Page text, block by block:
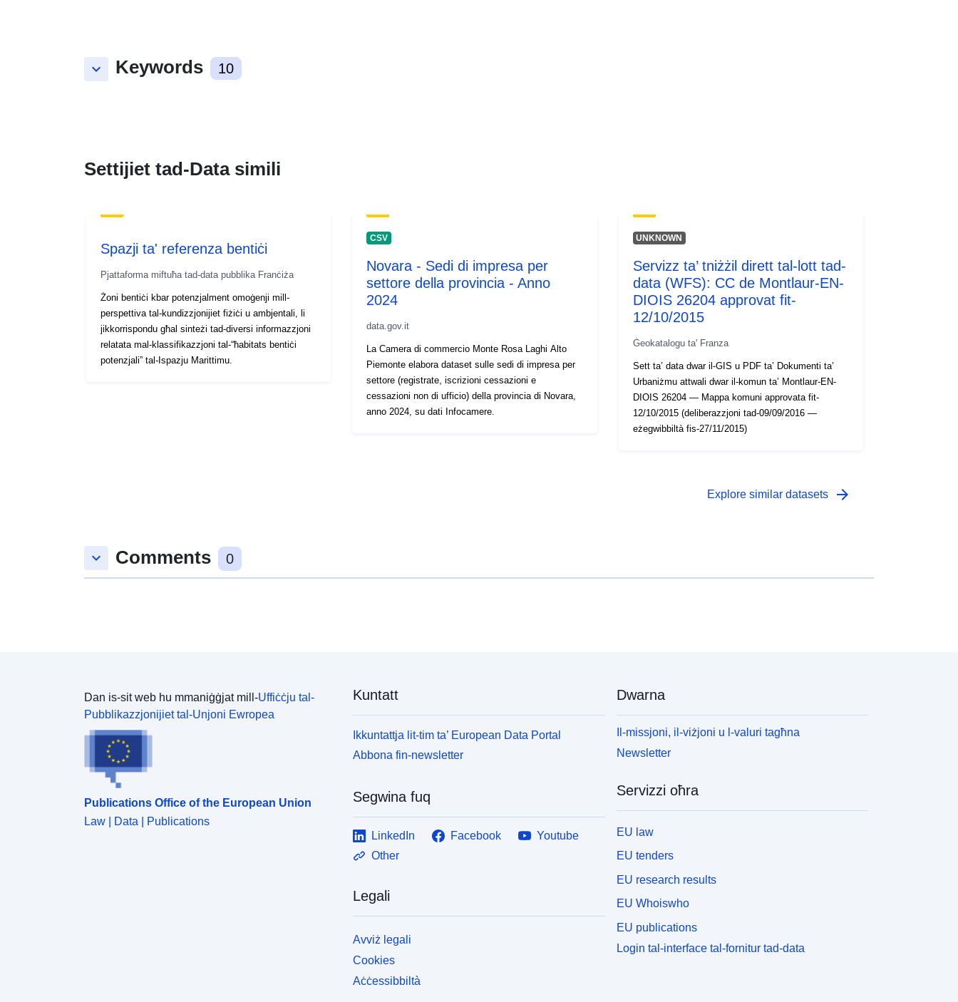
keyboard_arrow_down Keywords 10
Settijiet tad-Data simili
Spazji ta' referenza bentiċi
Pjattaforma miftuħa tad-data pubblika Franċiża
Żoni bentiċi kbar potenzjalment omoġenji mill-
perspettiva tal-kundizzjonijiet fiżiċi u ambjentali, li
jikkorrispondu għal sinteżi tad-diversi informazzjoni
relatata mal-klassifikazzjoni tal-“ħabitats bentiċi
potenzjali” tal-Ispazju Marittimu.
CSV
Novara - Sedi di impresa per
settore della provincia - Anno
2024
data.gov.it
La Camera di commercio Monte Rosa Laghi Alto
Piemonte elabora dataset sulle sedi di impresa per
settore (registrate, iscrizioni cessazioni e
cessazioni non di ufficio) della provincia di Novara,
anno 2024, su dati Infocamere.
UNKNOWN
Servizz ta’ tniżżil dirett tal-lott tad-
data (WFS): CC de Montlaur-EN-
DIOIS 26204 approvat fit-
12/10/2015
Ġeokatalogu ta' Franza
Sett ta’ data dwar il-GIS u PDF ta’ Dokumenti ta’
Urbaniżmu attwali dwar il-komun ta’ Montlaur-EN-
DIOIS 26204 — Mappa komuni approvata fit-
12/10/2015 (deliberazzjoni tad-09/09/2016 —
eżegwibbiltà fis-27/11/2015)
Explore similar datasets arrow_forward
keyboard_arrow_down Comments 0
Dan is-sit web hu mmaniġġjat mill-Uffiċċju tal-
Pubblikazzjonijiet tal-Unjoni Ewropea
Publications Office of the European Union
Law | Data | Publications
Kuntatt
Ikkuntattja lit-tim ta’ European Data Portal
Abbona fin-newsletter
Segwina fuq
LinkedIn Facebook
Youtube
Other
Legali
Avviż legali
Cookies
Aċċessibbiltà
Dwarna
Il-missjoni, il-viżjoni u l-valuri tagħna
Newsletter
Servizzi oħra
EU law
EU tenders
EU research results
EU Whoiswho
EU publications
Login tal-interface tal-fornitur tad-data